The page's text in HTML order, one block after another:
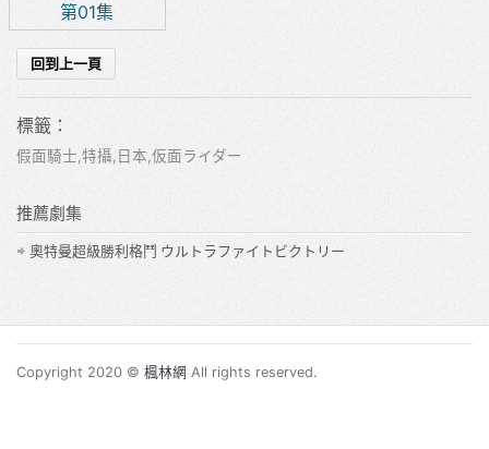
第01集
標籤：
假面騎士,特攝,日本,仮面ライダー
推薦劇集
奧特曼超級勝利格鬥 ウルトラファイトビクトリー
Copyright 2020 © 楓林網 All rights reserved.